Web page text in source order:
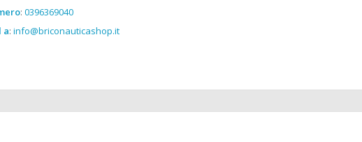
:0396369040
a:info@briconauticashop.it